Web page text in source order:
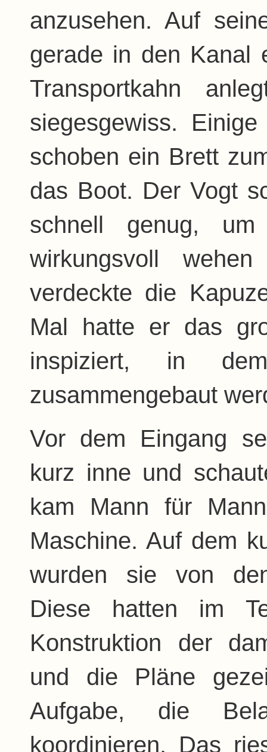
anzusehen. Auf
gerade in den Kanal
Transportkahn
siegesgewiss.
schoben ein Brett
das Boot. Der Vogt
schnell genug,
wirkungsvoll
verdeckte die
Mal hatte er das
inspiziert, in
zusammengebaut
Vor dem Eingang
kurz inne und
kam Mann für
Maschine. Auf dem
wurden sie von
Diese hatten im
Konstruktion der
und die Pläne
Aufgabe, die
koordinieren. Das